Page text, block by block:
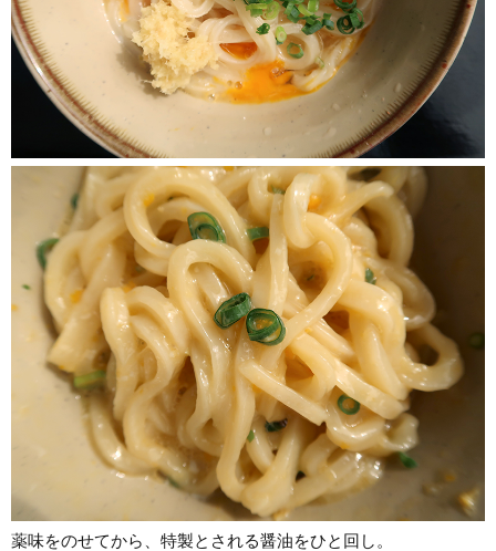
薬味をのせてから、特製とされる醤油をひと回し。